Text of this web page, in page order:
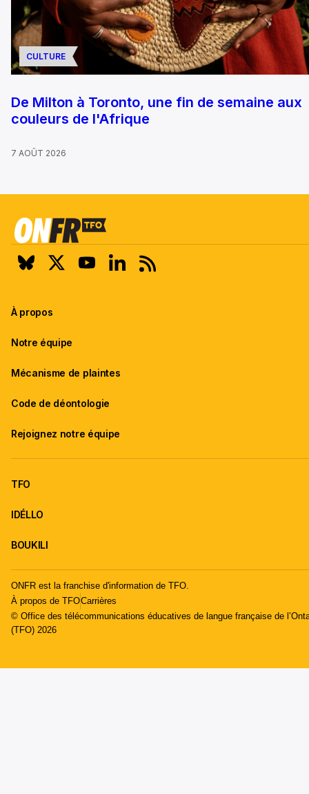
CULTURE
De Milton à Toronto, une fin de semaine aux
couleurs de l'Afrique
7 AOÛT 2026
À propos
Notre équipe
Mécanisme de plaintes
Code de déontologie
Rejoignez notre équipe
TFO
IDÉLLO
BOUKILI
ONFR est la franchise d'information de TFO.
À propos de TFOCarrières
© Office des télécommunications éducatives de langue française de
(TFO) 2026